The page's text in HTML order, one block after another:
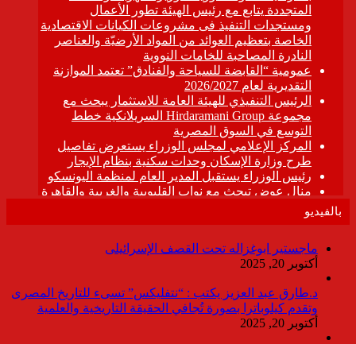
بالفيديو
ماجستير ابوغزاله تحت القصف الإسرائيلى
أكتوبر 20, 2025
د.طارق عبد العزيز يكتب : “نتفليكس” تسىء للتاريخ المصرى
وتقدم كيلوباترا بصورة تُجافي الحقيقة التاريخية والعلمية
أكتوبر 20, 2025